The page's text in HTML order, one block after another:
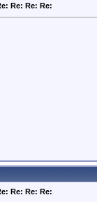
Re: Re: Re:
Re: Re: Re: